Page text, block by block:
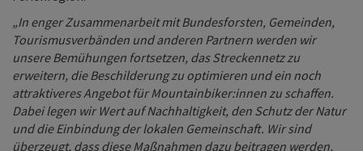
„In enger Zusammenarbeit mit Bundesforsten, Gemeinden,
Tourismusverbänden und anderen Partnern werden wir
unsere Bemühungen fortsetzen, das Streckennetz zu
erweitern, die Beschilderung zu optimieren und ein noch
attraktiveres Angebot für Mountainbiker:innen zu schaffen.
Dabei legen wir Wert auf Nachhaltigkeit, den Schutz der Natur
und die Einbindung der lokalen Gemeinschaft. Wir sind
überzeugt, dass diese Maßnahmen dazu beitragen werden,